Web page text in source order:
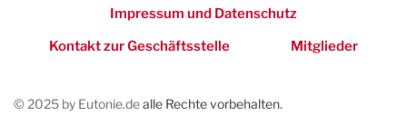
Impressum und Datenschutz
Kontakt zur Geschäftsstelle
Mitglieder
© 2025 by Eutonie.dealle Rechte vorbehalten.